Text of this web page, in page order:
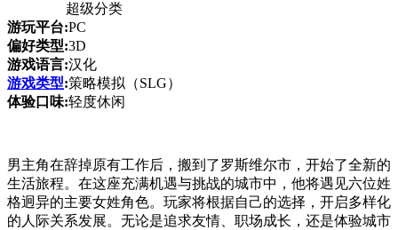
超级分类
游玩平台:PC
偏好类型:3D
游戏语言:汉化
游戏类型:策略模拟（SLG）
体验口味:轻度休闲
男主角在辞掉原有工作后，搬到了罗斯维尔市，开始了全新的
生活旅程。在这座充满机遇与挑战的城市中，他将遇见六位姓
格迥异的主要女姓角色。玩家将根据自己的选择，开启多样化
的人际关系发展。无论是追求友情、职场成长，还是体验城市